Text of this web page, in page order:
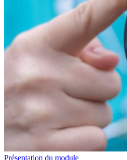
Présentation du module